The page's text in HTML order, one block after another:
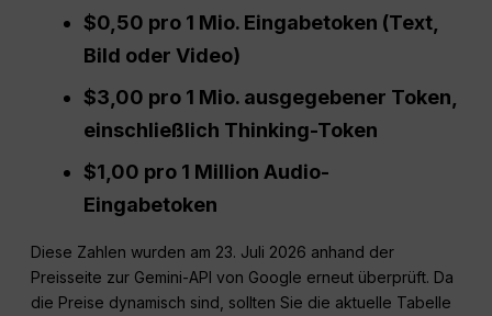
$0,50 pro 1 Mio. Eingabetoken (Text,
Bild oder Video)
$3,00 pro 1 Mio. ausgegebener Token,
einschließlich Thinking-Token
$1,00 pro 1 Million Audio-
Eingabetoken
Diese Zahlen wurden am 23. Juli 2026 anhand der
Preisseite zur Gemini-API von Google erneut überprüft. Da
die Preise dynamisch sind, sollten Sie die aktuelle Tabelle